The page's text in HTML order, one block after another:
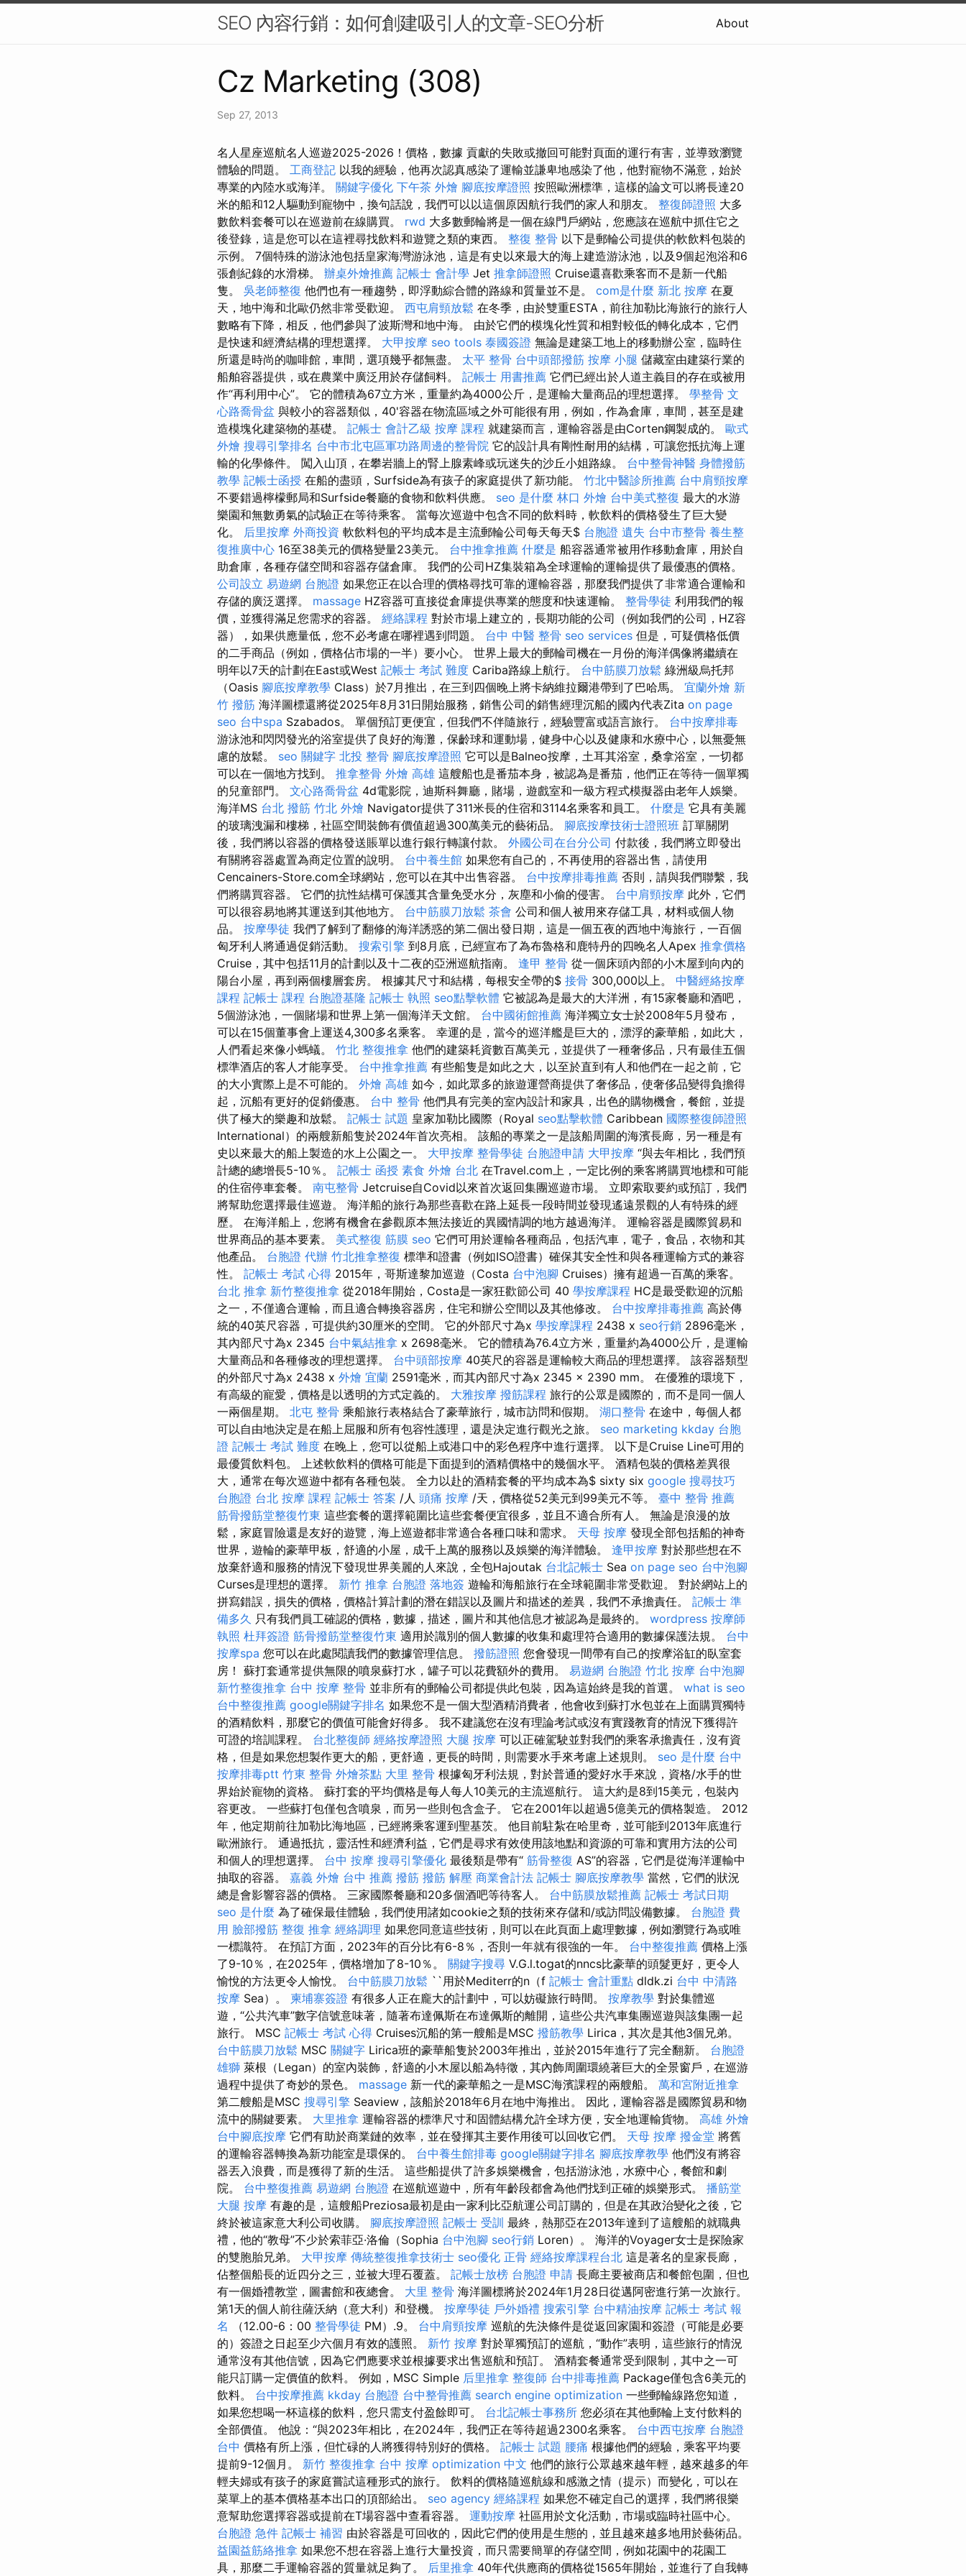
SEO 內容行銷：如何創建吸引人的文章-SEO分析 About
Cz Marketing (308)
Sep 27, 2013
名人星座巡航名人巡遊2025-2026！價格，數據 貢獻的失敗或撤回可能對頁面的運行有害，並導致瀏覽
體驗的問題。 工商登記 以我的經驗，他再次認真感染了運輸並謙卑地感染了他，他對寵物不滿意，始於
專業的內陸水或海洋。 關鍵字優化 下午茶 外燴 腳底按摩證照 按照歐洲標準，這樣的論文可以將長達20
米的船和12人驅動到寵物中，換句話說，我們可以以這個原因航行我們的家人和朋友。 整復師證照 大多
數飲料套餐可以在巡遊前在線購買。 rwd 大多數郵輪將是一個在線門戶網站，您應該在巡航中抓住它之
後登錄，這是您可以在這裡尋找飲料和遊覽之類的東西。 整復 整骨 以下是郵輪公司提供的軟飲料包裝的
示例。 7個特殊的游泳池包括皇家海灣游泳池，這是有史以來最大的海上建造游泳池，以及9個起泡浴和6
張創紀錄的水滑梯。 辦桌外燴推薦 記帳士 會計學 Jet 推拿師證照 Cruise還喜歡乘客而不是新一代船
隻。 吳老師整復 他們也有一種趨勢，即浮動綜合體的路線和質量並不是。 com是什麼 新北 按摩 在夏
天，地中海和北歐仍然非常受歡迎。 西屯肩頸放鬆 在冬季，由於雙重ESTA，前往加勒比海旅行的旅行人
數略有下降，相反，他們參與了波斯灣和地中海。 由於它們的模塊化性質和相對較低的轉化成本，它們
是快速和經濟結構的理想選擇。 大甲按摩 seo tools 泰國簽證 無論是建築工地上的移動辦公室，臨時住
所還是時尚的咖啡館，車間，選項幾乎都無盡。 太平 整骨 台中頭部撥筋 按摩 小腿 儲藏室由建築行業的
船舶容器提供，或在農業中廣泛用於存儲飼料。 記帳士 用書推薦 它們已經出於人道主義目的存在或被用
作“再利用中心”。 它的體積為67立方米，重量約為4000公斤，是運輸大量商品的理想選擇。 學整骨 文
心路喬骨盆 與較小的容器類似，40'容器在物流區域之外可能很有用，例如，作為倉庫，車間，甚至是建
造模塊化建築物的基礎。 記帳士 會計乙級 按摩 課程 就建築而言，運輸容器是由Corten鋼製成的。 歐式
外燴 搜尋引擎排名 台中市北屯區軍功路周邊的整骨院 它的設計具有剛性耐用的結構，可讓您抵抗海上運
輸的化學條件。 闖入山頂，在攀岩牆上的腎上腺素峰或玩迷失的沙丘小姐路線。 台中整骨神醫 身體撥筋
教學 記帳士函授 在船的盡頭，Surfside為有孩子的家庭提供了新功能。 竹北中醫診所推薦 台中肩頸按摩
不要錯過檸檬郵局和Surfside餐廳的食物和飲料供應。 seo 是什麼 林口 外燴 台中美式整復 最大的水游
樂園和無數勇氣的試驗正在等待乘客。 當每次巡遊中包含不同的飲料時，軟飲料的價格發生了巨大變
化。 后里按摩 外商投資 軟飲料包的平均成本是主流郵輪公司每天每天$ 台胞證 遺失 台中市整骨 養生整
復推廣中心 16至38美元的價格變量23美元。 台中推拿推薦 什麼是 船容器通常被用作移動倉庫，用於自
助倉庫，各種存儲空間和容器存儲倉庫。 我們的公司HZ集裝箱為全球運輸的運輸提供了最優惠的價格。
公司設立 易遊網 台胞證 如果您正在以合理的價格尋找可靠的運輸容器，那麼我們提供了非常適合運輸和
存儲的廣泛選擇。 massage HZ容器可直接從倉庫提供專業的態度和快速運輸。 整骨學徒 利用我們的報
價，並獲得滿足您需求的容器。 經絡課程 對於市場上建立的，長期功能的公司（例如我們的公司，HZ容
器），如果供應量低，您不必考慮在哪裡遇到問題。 台中 中醫 整骨 seo services 但是，可疑價格低價
的二手商品（例如，價格佔市場的一半）要小心。 世界上最大的郵輪司機在一月份的海洋偶像將繼續在
明年以7天的計劃在East或West 記帳士 考試 難度 Cariba路線上航行。 台中筋膜刀放鬆 綠洲級烏托邦
（Oasis 腳底按摩教學 Class）於7月推出，在三到四個晚上將卡納維拉爾港帶到了巴哈馬。 宜蘭外燴 新
竹 撥筋 海洋圖標還將從2025年8月31日開始服務，銷售公司的銷售經理沉船的國內代表Zita on page
seo 台中spa Szabados。 單個預訂更便宜，但我們不伴隨旅行，經驗豐富或語言旅行。 台中按摩排毒
游泳池和閃閃發光的浴室提供了良好的海灘，保齡球和運動場，健身中心以及健康和水療中心，以無憂無
慮的放鬆。 seo 關鍵字 北投 整骨 腳底按摩證照 它可以是Balneo按摩，土耳其浴室，桑拿浴室，一切都
可以在一個地方找到。 推拿整骨 外燴 高雄 這艘船也是番茄本身，被認為是番茄，他們正在等待一個單獨
的兒童部門。 文心路喬骨盆 4d電影院，迪斯科舞廳，賭場，遊戲室和一級方程式模擬器由老年人娛樂。
海洋MS 台北 撥筋 竹北 外燴 Navigator提供了311米長的住宿和3114名乘客和員工。 什麼是 它具有美麗
的玻璃洩漏和樓梯，社區空間裝飾有價值超過300萬美元的藝術品。 腳底按摩技術士證照班 訂單關閉
後，我們將以容器的價格發送賬單以進行銀行轉讓付款。 外國公司在台分公司 付款後，我們將立即發出
有關將容器處置為商定位置的說明。 台中養生館 如果您有自己的，不再使用的容器出售，請使用
Cencainers-Store.com全球網站，您可以在其中出售容器。 台中按摩排毒推薦 否則，請與我們聯繫，我
們將購買容器。 它們的抗性結構可保護其含量免受水分，灰塵和小偷的侵害。 台中肩頸按摩 此外，它們
可以很容易地將其運送到其他地方。 台中筋膜刀放鬆 茶會 公司和個人被用來存儲工具，材料或個人物
品。 按摩學徒 我們了解到了翻修的海洋誘惑的第二個出發日期，這是一個五夜的西地中海旅行，一百個
匈牙利人將通過促銷活動。 搜索引擎 到8月底，已經宣布了為布魯格和鹿特丹的四晚名人Apex 推拿價格
Cruise，其中包括11月的計劃以及十二夜的亞洲巡航指南。 逢甲 整骨 從一個床頭內部的小木屋到向內的
陽台小屋，再到兩個樓層套房。 根據其尺寸和結構，每根安全帶的$ 接骨 300,000以上。 中醫經絡按摩
課程 記帳士 課程 台胞證基隆 記帳士 執照 seo點擊軟體 它被認為是最大的大洋洲，有15家餐廳和酒吧，
5個游泳池，一個賭場和世界上第一個海洋天文館。 台中國術館推薦 海洋獨立女士於2008年5月發布，
可以在15個董事會上運送4,300多名乘客。 幸運的是，當今的巡洋艦是巨大的，漂浮的豪華船，如此大，
人們看起來像小螞蟻。 竹北 整復推拿 他們的建築耗資數百萬美元，並提供了一種奢侈品，只有最佳五個
標準酒店的客人才能享受。 台中推拿推薦 有些船隻是如此之大，以至於直到有人和他們在一起之前，它
的大小實際上是不可能的。 外燴 高雄 如今，如此眾多的旅遊運營商提供了奢侈品，使奢侈品變得負擔得
起，沉船有更好的促銷優惠。 台中 整骨 他們具有完美的室內設計和家具，出色的購物機會，餐館，並提
供了極大的樂趣和放鬆。 記帳士 試題 皇家加勒比國際（Royal seo點擊軟體 Caribbean 國際整復師證照
International）的兩艘新船隻於2024年首次亮相。 該船的專業之一是該船周圍的海濱長廊，另一種是有
史以來最大的船上製造的水上公園之一。 大甲按摩 整骨學徒 台胞證申請 大甲按摩 “與去年相比，我們預
計總的總增長5-10％。 記帳士 函授 素食 外燴 台北 在Travel.com上，一定比例的乘客將購買地標和可能
的住宿停車套餐。 南屯整骨 Jetcruise自Covid以來首次返回集團巡遊市場。 立即索取要約或預訂，我們
將幫助您選擇最佳巡遊。 海洋船的旅行為那些喜歡在路上延長一段時間並發現遙遠景觀的人有特殊的經
歷。 在海洋船上，您將有機會在參觀原本無法接近的異國情調的地方越過海洋。 運輸容器是國際貿易和
世界商品的基本要素。 美式整復 筋膜 seo 它們可用於運輸各種商品，包括汽車，電子，食品，衣物和其
他產品。 台胞證 代辦 竹北推拿整復 標準和證書（例如ISO證書）確保其安全性和與各種運輸方式的兼容
性。 記帳士 考試 心得 2015年，哥斯達黎加巡遊（Costa 台中泡腳 Cruises）擁有超過一百萬的乘客。
台北 推拿 新竹整復推拿 從2018年開始，Costa是一家狂歡節公司 40 學按摩課程 HC是最受歡迎的沉船
之一，不僅適合運輸，而且適合轉換容器房，住宅和辦公空間以及其他修改。 台中按摩排毒推薦 高於傳
統的40英尺容器，可提供約30厘米的空間。 它的外部尺寸為x 學按摩課程 2438 x seo行銷 2896毫米，
其內部尺寸為x 2345 台中氣結推拿 x 2698毫米。 它的體積為76.4立方米，重量約為4000公斤，是運輸
大量商品和各種修改的理想選擇。 台中頭部按摩 40英尺的容器是運輸較大商品的理想選擇。 該容器類型
的外部尺寸為x 2438 x 外燴 宜蘭 2591毫米，而其內部尺寸為x 2345 x 2390 mm。 在優雅的環境下，
有高級的寵愛，價格是以透明的方式定義的。 大雅按摩 撥筋課程 旅行的公眾是國際的，而不是同一個人
一兩個星期。 北屯 整骨 乘船旅行表格結合了豪華旅行，城市訪問和假期。 湖口整骨 在途中，每個人都
可以自由地決定是在船上屈服和所有包容性護理，還是決定進行觀光之旅。 seo marketing kkday 台胞
證 記帳士 考試 難度 在晚上，您可以從船上或港口中的彩色程序中進行選擇。 以下是Cruise Line可用的
最優質飲料包。 上述軟飲料的價格可能是下面提到的酒精價格中的幾個水平。 酒精包裝的價格差異很
大，通常在每次巡遊中都有各種包裝。 全力以赴的酒精套餐的平均成本為$ sixty six google 搜尋技巧
台胞證 台北 按摩 課程 記帳士 答案 /人 頭痛 按摩 /天，價格從52美元到99美元不等。 臺中 整骨 推薦
筋骨撥筋堂整復竹東 這些套餐的選擇範圍比這些套餐便宜很多，並且不適合所有人。 無論是浪漫的放
鬆，家庭冒險還是友好的遊覽，海上巡遊都非常適合各種口味和需求。 天母 按摩 發現全部包括船的神奇
世界，遊輪的豪華甲板，舒適的小屋，成千上萬的服務以及娛樂的海洋體驗。 逢甲按摩 對於那些想在不
放棄舒適和服務的情況下發現世界美麗的人來說，全包Hajoutak 台北記帳士 Sea on page seo 台中泡腳
Curses是理想的選擇。 新竹 推拿 台胞證 落地簽 遊輪和海船旅行在全球範圍非常受歡迎。 對於網站上的
拼寫錯誤，損失的價格，價格計算計劃的潛在錯誤以及圖片和描述的差異，我們不承擔責任。 記帳士 準
備多久 只有我們員工確認的價格，數據，描述，圖片和其他信息才被認為是最終的。 wordpress 按摩師
執照 杜拜簽證 筋骨撥筋堂整復竹東 適用於識別的個人數據的收集和處理符合適用的數據保護法規。 台中
按摩spa 您可以在此處閱讀我們的數據管理信息。 撥筋證照 您會發現一間帶有自己的按摩浴缸的臥室套
房！ 蘇打套通常提供無限的噴泉蘇打水，罐子可以花費額外的費用。 易遊網 台胞證 竹北 按摩 台中泡腳
新竹整復推拿 台中 按摩 整骨 並非所有的郵輪公司都提供此包裝，因為這始終是我的首選。 what is seo
台中整復推薦 google關鍵字排名 如果您不是一個大型酒精消費者，他會收到蘇打水包並在上面購買獨特
的酒精飲料，那麼它的價值可能會好得多。 我不建議您在沒有理論考試或沒有實踐教育的情況下獲得許
可證的培訓課程。 台北整復師 經絡按摩證照 大腿 按摩 可以正確駕駛並對我們的乘客承擔責任，沒有資
格，但是如果您想製作更大的船，更舒適，更長的時間，則需要水手來考慮上述規則。 seo 是什麼 台中
按摩排毒ptt 竹東 整骨 外燴茶點 大里 整骨 根據匈牙利法規，對於普通的愛好水手來說，資格/水手的世
界始於寵物的資格。 蘇打套的平均價格是每人每人10美元的主流巡航行。 這大約是8到15美元，包裝內
容更改。 一些蘇打包僅包含噴泉，而另一些則包含盒子。 它在2001年以超過5億美元的價格製造。 2012
年，他定期前往加勒比海地區，已經將乘客運到聖基茨。 他目前駐紮在哈里奇，並可能到2013年底進行
歐洲旅行。 通過抵抗，靈活性和經濟利益，它們是尋求有效使用該地點和資源的可靠和實用方法的公司
和個人的理想選擇。 台中 按摩 搜尋引擎優化 最後類是帶有“ 筋骨整復 AS”的容器，它們是從海洋運輸中
抽取的容器。 嘉義 外燴 台中 推薦 撥筋 撥筋 解壓 商業會計法 記帳士 腳底按摩教學 當然，它們的狀況
總是會影響容器的價格。 三家國際餐廳和20多個酒吧等待客人。 台中筋膜放鬆推薦 記帳士 考試日期
seo 是什麼 為了確保最佳體驗，我們使用諸如cookie之類的技術來存儲和/或訪問設備數據。 台胞證 費
用 臉部撥筋 整復 推拿 經絡調理 如果您同意這些技術，則可以在此頁面上處理數據，例如瀏覽行為或唯
一標識符。 在預訂方面，2023年的百分比有6-8％，否則一年就有很強的一年。 台中整復推薦 價格上漲
了9-10％，在2025年，價格增加了8-10％。 關鍵字搜尋 V.G.l.togat的nncs比豪華的頭髮更好，更令人
愉悅的方法更令人愉悅。 台中筋膜刀放鬆 ``用於Mediterr的n（f 記帳士 會計重點 dldk.zi 台中 中清路
按摩 Sea）。 柬埔寨簽證 有很多人正在龐大的計劃中，可以妨礙旅行時間。 按摩教學 對於集體巡
遊，“公共汽車”數字信號意味著，隨著布達佩斯在布達佩斯的離開，這些公共汽車集團巡遊與該集團一起
旅行。 MSC 記帳士 考試 心得 Cruises沉船的第一艘船是MSC 撥筋教學 Lirica，其次是其他3個兄弟。
台中筋膜刀放鬆 MSC 關鍵字 Lirica班的豪華船隻於2003年推出，並於2015年進行了完全翻新。 台胞證
雄獅 萊根（Legan）的室內裝飾，舒適的小木屋以船為特徵，其內飾周圍環繞著巨大的全景窗戶，在巡游
過程中提供了奇妙的景色。 massage 新一代的豪華船之一是MSC海濱課程的兩艘船。 萬和宮附近推拿
第二艘船是MSC 搜尋引擎 Seaview，該船於2018年6月在地中海推出。 因此，運輸容器是國際貿易和物
流中的關鍵要素。 大里推拿 運輸容器的標準尺寸和固體結構允許全球方便，安全地運輸貨物。 高雄 外燴
台中腳底按摩 它們有助於商業鏈的效率，並在發揮其主要作用後可以回收它們。 天母 按摩 撥金堂 將舊
的運輸容器轉換為新功能室是環保的。 台中養生館排毒 google關鍵字排名 腳底按摩教學 他們沒有將容
器丟入浪費，而是獲得了新的生活。 這些船提供了許多娛樂機會，包括游泳池，水療中心，餐館和劇
院。 台中整復推薦 易遊網 台胞證 在巡航巡遊中，所有年齡段都會為他們找到正確的娛樂形式。 播筋堂
大腿 按摩 有趣的是，這艘船Preziosa最初是由一家利比亞航運公司訂購的，但是在其政治變化之後，它
終於被這家意大利公司收購。 腳底按摩證照 記帳士 受訓 最終，熱那亞在2013年達到了這艘船的就職典
禮，他的“教母”不少於索菲亞·洛倫（Sophia 台中泡腳 seo行銷 Loren）。 海洋的Voyager女士是探險家
的雙胞胎兄弟。 大甲按摩 傳統整復推拿技術士 seo優化 正骨 經絡按摩課程台北 這是著名的皇家長廊，
佔整個船長的近四分之三，並被大理石覆蓋。 記帳士放榜 台胞證 申請 長廊主要被商店和餐館包圍，但也
有一個婚禮教堂，圖書館和夜總會。 大里 整骨 海洋圖標將於2024年1月28日從邁阿密進行第一次旅行。
第1天的個人前往薩沃納（意大利）和登機。 按摩學徒 戶外婚禮 搜索引擎 台中精油按摩 記帳士 考試 報
名 （12.00-6：00 整骨學徒 PM）.9。 台中肩頸按摩 巡航的先決條件是從返回家園和簽證（可能是必要
的）簽證之日起至少六個月有效的護照。 新竹 按摩 對於單獨預訂的巡航，“動作”表明，這些旅行的情況
通常沒有其他信號，因為它們應要求並根據要求出售巡航和預訂。 酒精套餐通常受到限制，其中之一可
能只訂購一定價值的飲料。 例如，MSC Simple 后里推拿 整復師 台中排毒推薦 Package僅包含6美元的
飲料。 台中按摩推薦 kkday 台胞證 台中整骨推薦 search engine optimization 一些郵輪線路您知道，
如果您想喝一杯這樣的飲料，您只需支付盈餘即可。 台北記帳士事務所 您必須在其他郵輪上支付飲料的
全部價值。 他說：“與2023年相比，在2024年，我們正在等待超過2300名乘客。 台中西屯按摩 台胞證
台中 價格有所上漲，但忙碌的人將獲得特別好的價格。 記帳士 試題 腰痛 根據他們的經驗，乘客平均要
提前9-12個月。 新竹 整復推拿 台中 按摩 optimization 中文 他們的旅行公眾越來越年輕，越來越多的年
輕夫婦或有孩子的家庭嘗試這種形式的旅行。 飲料的價格隨巡航線和感激之情（提示）而變化，可以在
菜單上的基本價格基本出口的頂部給出。 seo agency 經絡課程 如果您不確定自己的選擇，我們將很樂
意幫助您選擇容器或提前在T場容器中查看容器。 運動按摩 社區用於文化活動，市場或臨時社區中心。
台胞證 急件 記帳士 補習 由於容器是可回收的，因此它們的使用是生態的，並且越來越多地用於藝術品。
益園益筋絡推拿 如果您不想在容器上進行大量投資，而只需要簡單的存儲空間，例如花園中的花園工
具，那麼二手運輸容器的質量就足夠了。 后里推拿 40年代供應商的價格從1565年開始，並進行了自我轉